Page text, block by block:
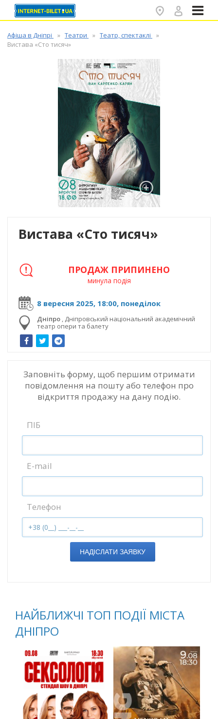
Афіша в Дніпрі Театри
Театр, спектаклі
Вистава «Сто тисяч»
Вистава «Сто тисяч»
8 вересня 2025, 18:00, понеділок
Дніпро , Дніпровський національний академічний
театр опери та балету
ПРОДАЖ ПРИПИНЕНО
минула подія
Заповніть форму, щоб першим отримати
повідомлення на пошту або телефон про
відкриття продажу на дану подію.
ПІБ
E-mail
Телефон
НАДІСЛАТИ ЗАЯВКУ
НАЙБЛИЖЧІ ТОП ПОДІЇ МІСТА
ДНІПРО